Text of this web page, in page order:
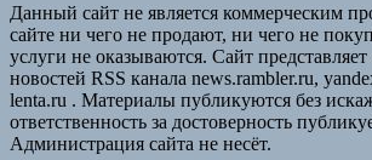
Данный сайт не является коммерческим
сайте ни чего не продают, ни чего не
услуги не оказываются. Сайт
новостей RSS канала news.rambler.ru,
lenta.ru . Материалы публикуются без
ответственность за достоверность
Администрация сайта не несёт.